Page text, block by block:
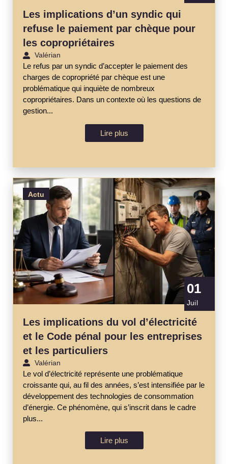
Les implications d’un syndic qui
refuse le paiement par chèque pour
les copropriétaires
Valérian
Le refus par un syndic d’accepter le paiement des
charges de copropriété par chèque est une
problématique qui inquiète de nombreux
copropriétaires. Dans un contexte où les questions de
gestion...
Lire plus
Actu
01
Juil
Les implications du vol d’électricité
et le Code pénal pour les entreprises
et les particuliers
Valérian
Le vol d’électricité représente une problématique
croissante qui, au fil des années, s’est intensifiée par le
développement des technologies de consommation
d’énergie. Ce phénomène, qui s’inscrit dans le cadre
plus...
Lire plus